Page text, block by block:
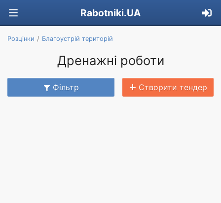
Rabotniki.UA
Розцінки Благоустрій територій
Дренажні роботи
Фільтр Створити тендер